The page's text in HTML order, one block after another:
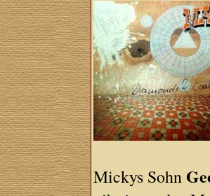
Mickys Sohn